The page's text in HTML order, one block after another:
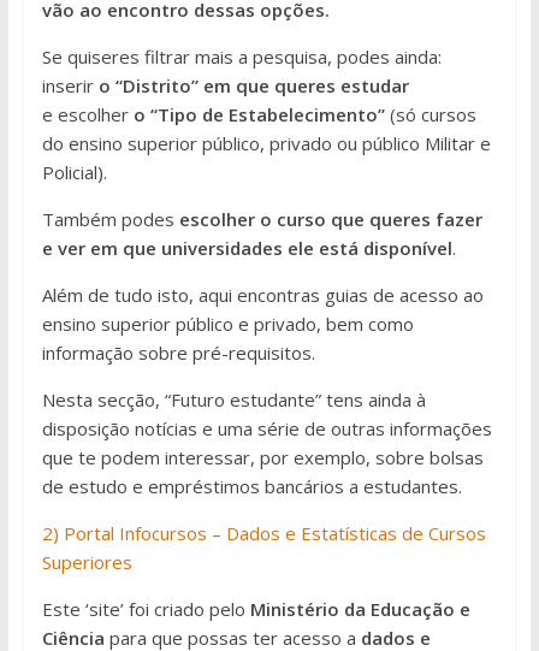
vão ao encontro dessas opções.
Se quiseres filtrar mais a pesquisa, podes ainda:
inserir o “Distrito” em que queres estudar
e escolher o “Tipo de Estabelecimento”(só cursos
do ensino superior público, privado ou público Militar e
Policial).
Também podes escolher o curso que queres fazer
e ver em que universidades ele está disponível.
Além de tudo isto, aqui encontras guias de acesso ao
ensino superior público e privado, bem como
informação sobre pré-requisitos.
Nesta secção, “Futuro estudante” tens ainda à
disposição notícias e uma série de outras informações
que te podem interessar, por exemplo, sobre bolsas
de estudo e empréstimos bancários a estudantes.
2) Portal Infocursos – Dados e Estatísticas de Cursos
Superiores
Este ‘site’ foi criado pelo Ministério da Educação e
Ciência para que possas ter acesso a dados e